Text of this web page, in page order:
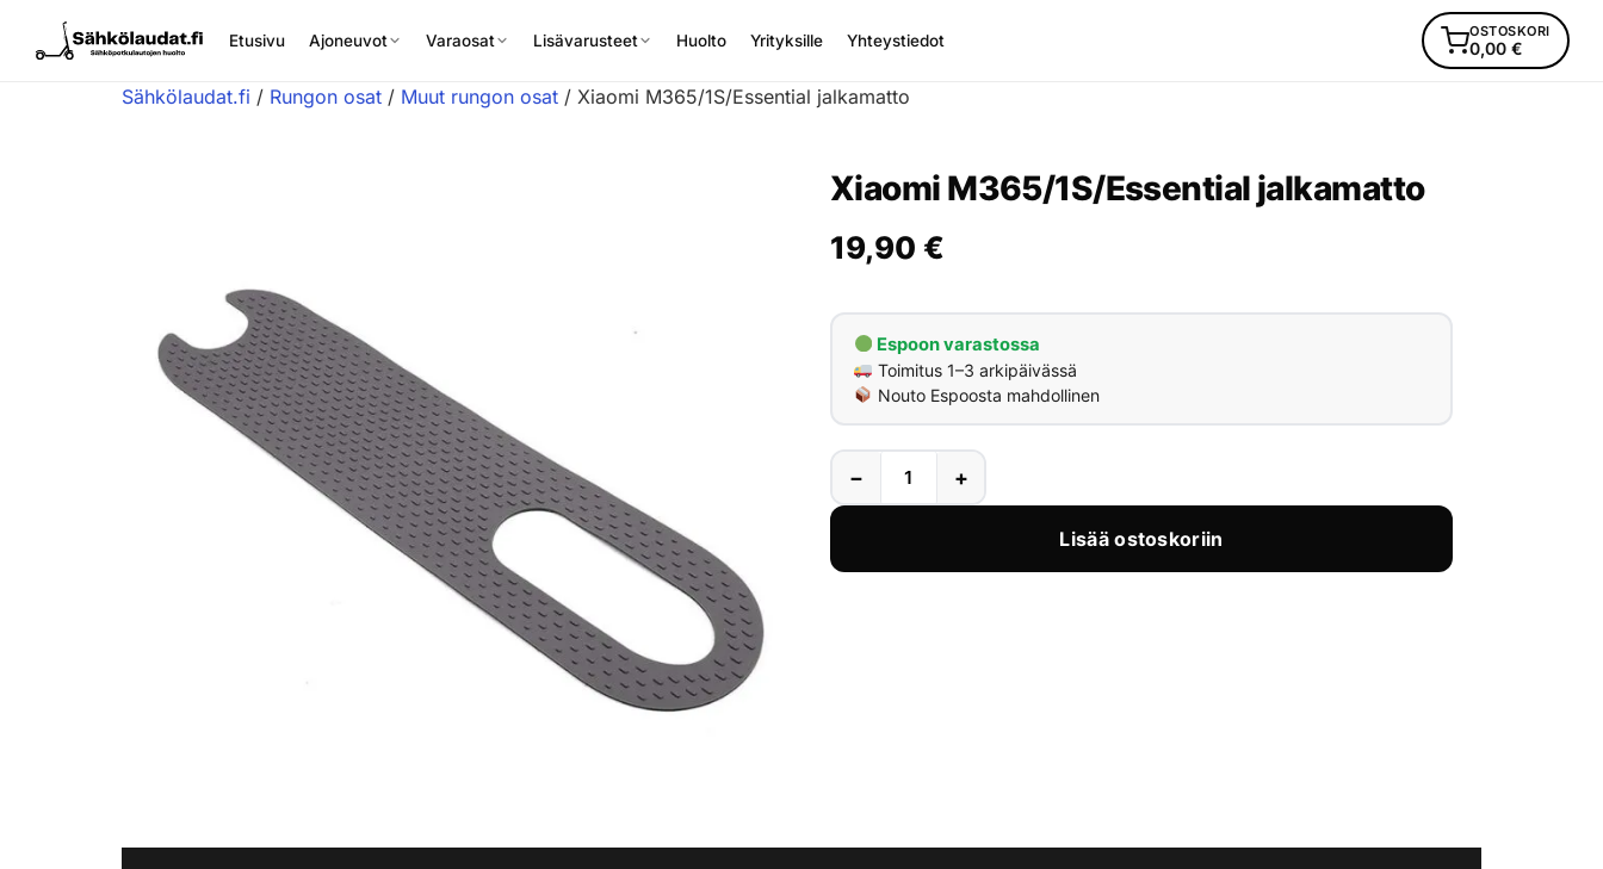
Etusivu Ajoneuvot Varaosat Lisävarusteet Huolto Yrityksille Yhteystiedot OSTOSKORI
0,00 €
Sähkölaudat.fi / Rungon osat / Muut rungon osat / Xiaomi M365/1S/Essential jalkamatto
Xiaomi M365/1S/Essential jalkamatto
19,90 €
Espoon varastossa
Toimitus 1–3 arkipäivässä
Nouto Espoosta mahdollinen
− +
Lisää ostoskoriin